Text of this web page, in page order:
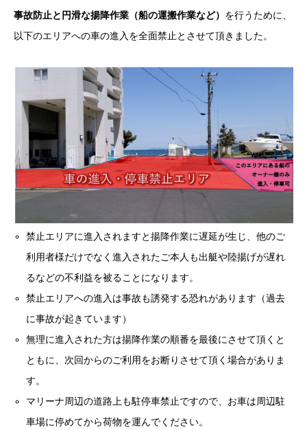
事故防止と円滑な揚降作業（船の運搬作業など） を行うために、
以下のエリアへの車の進入を全面禁止とさせて頂きました。
禁止エリアに進入されますと揚降作業に遅延が生じ、他のご
利用者様だけでなく進入されたご本人も出艇や陸揚げが遅れ
るなどの不利益を被ることになります。
禁止エリアへの進入は事故も誘発する恐れがあります（過去
に事故が起きています）
無理に進入された方は揚降作業の順番を最後にさせて頂くと
ともに、次回からのご利用をお断りさせて頂く場合がありま
す。
マリーナ周辺の道路上も駐停車禁止ですので、お車は周辺駐
車場に停めてから荷物を運んでください。